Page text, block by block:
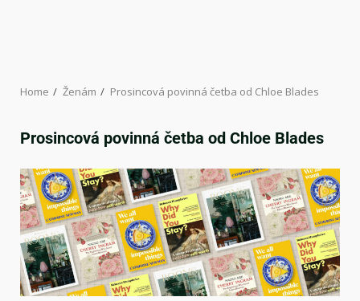
Home Ženám Prosincová povinná četba od Chloe Blades
Prosincová povinná četba od Chloe Blades